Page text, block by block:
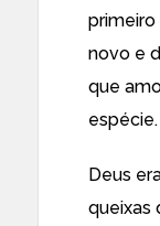
novo e
que
espécie.
Deus
queixas